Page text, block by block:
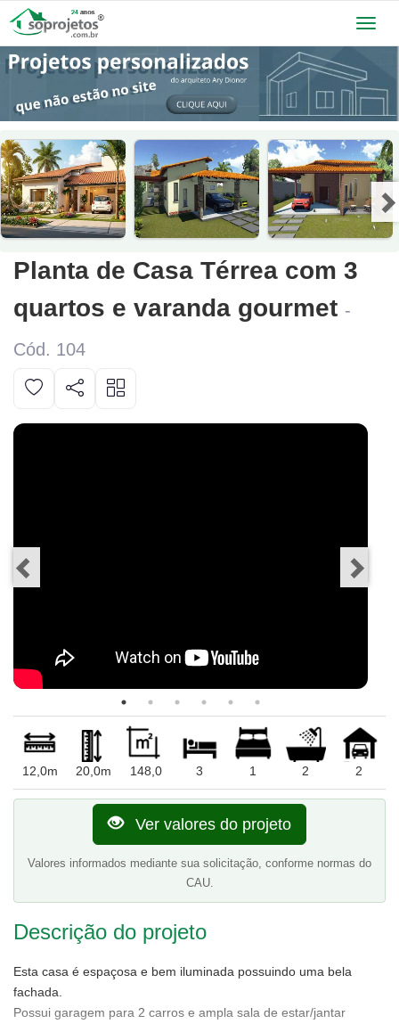
Planta de Casa Térrea com 3
quartos e varanda gourmet -
Cód. 104
12,0m 20,0m 148,0 3 1 2 2
Ver valores do projeto
Valores informados mediante sua solicitação, conforme normas do
CAU.
Descrição do projeto
Esta casa é espaçosa e bem iluminada possuindo uma bela
fachada.
Possui garagem para 2 carros e ampla sala de estar/jantar